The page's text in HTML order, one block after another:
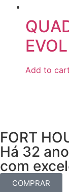
EVOL
Add to cart
FORT
Há 32
com
COMPRAR